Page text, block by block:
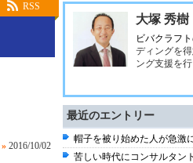
RSS
» 2016/10/02
大塚 秀樹
ビバクラフト
ディングを
ング支援を行
最近のエントリー
帽子を被り始めた人が急激
苦しい時代にコンサルタン